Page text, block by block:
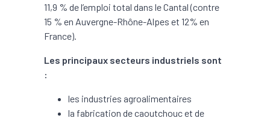
11,9 % de l’emploi total dans le Cantal (contre
15 % en Auvergne-Rhône-Alpes et 12% en
France).
Les principaux secteurs industriels sont
:
les industries agroalimentaires
la fabrication de caoutchouc et de